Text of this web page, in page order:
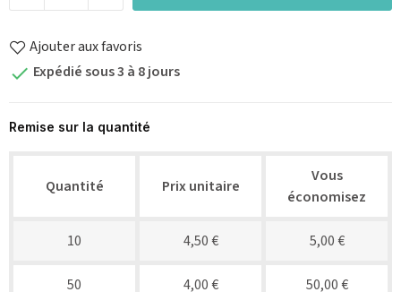
Ajouter aux favoris
 Expédié sous 3 à 8 jours
Remise sur la quantité
Quantité Prix unitaire
Vous
économisez
10 4,50 € 5,00 €
50 4,00 € 50,00 €